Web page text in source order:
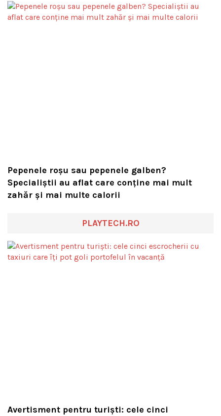
Pepenele roșu sau pepenele galben?
Specialiștii au aflat care conține mai mult
zahăr și mai multe calorii
PLAYTECH.RO
Avertisment pentru turiști: cele cinci